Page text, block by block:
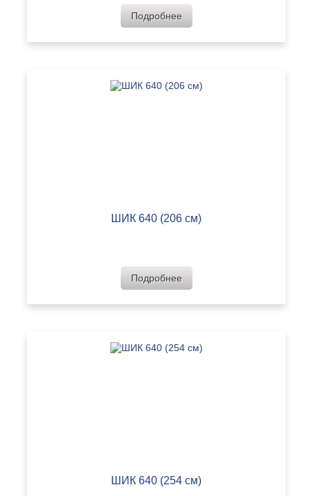
Подробнее
ШИК 640 (206 см)
Подробнее
ШИК 640 (254 см)